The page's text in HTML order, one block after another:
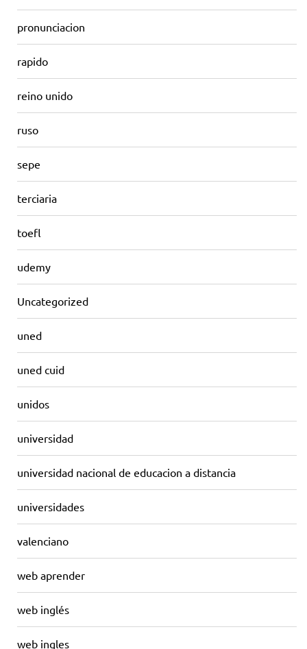
pronunciacion
rapido
reino unido
ruso
sepe
terciaria
toefl
udemy
Uncategorized
uned
uned cuid
unidos
universidad
universidad nacional de educacion a distancia
universidades
valenciano
web aprender
web inglés
web ingles